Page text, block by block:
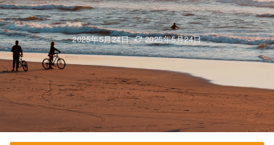
2025年5月24日 2025年5月24日